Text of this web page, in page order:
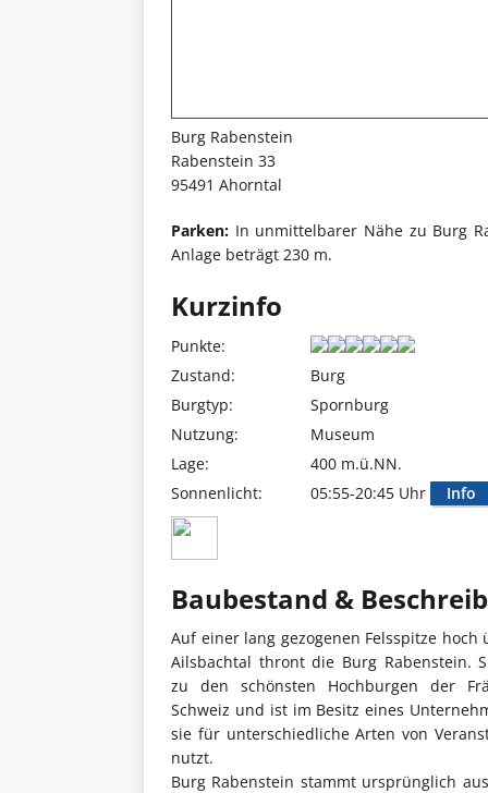
Burg Rabenstein
Rabenstein 33
95491 Ahorntal
Parken: In unmittelbarer Nähe zu Burg
Anlage beträgt 230 m.
Kurzinfo
Punkte:
Zustand:
Burg
Burgtyp:
Spornburg
Nutzung:
Museum
Lage:
400 m.ü.NN.
Sonnenlicht:
05:55-20:45 Uhr Info
Baubestand &
Auf einer lang gezogenen Felsspitze hoch
Ailsbachtal thront die Burg Rabenstein.
zu den schönsten Hochburgen der
Schweiz und ist im Besitz eines
sie für unterschiedliche Arten von
nutzt.
Burg Rabenstein stammt ursprünglich